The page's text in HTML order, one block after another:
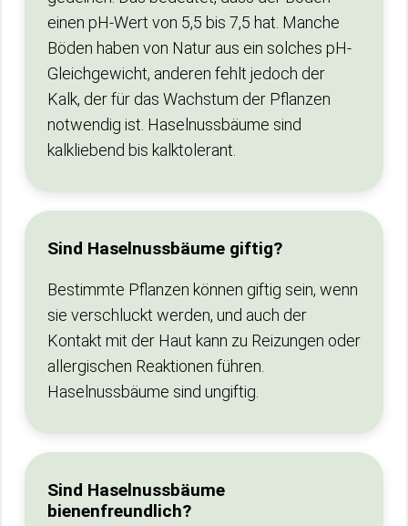
einen pH-Wert von 5,5 bis 7,5 hat. Manche
Böden haben von Natur aus ein solches pH-
Gleichgewicht, anderen fehlt jedoch der
Kalk, der für das Wachstum der Pflanzen
notwendig ist. Haselnussbäume sind
kalkliebend bis kalktolerant.
Sind Haselnussbäume giftig?
Bestimmte Pflanzen können giftig sein, wenn
sie verschluckt werden, und auch der
Kontakt mit der Haut kann zu Reizungen oder
allergischen Reaktionen führen.
Haselnussbäume sind ungiftig.
Sind Haselnussbäume
bienenfreundlich?